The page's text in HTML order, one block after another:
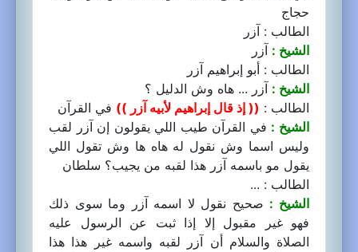
حجاج
الطالب : آزر
الشيخ : آزر
الطالب : أبو إبراهيم آزر
الشيخ : آزر ... هاه وش الدليل ؟
الطالب : (( إذ قال إبراهيم لأبيه آزر )) في القرآن
الشيخ : في القرآن طيب اللي يقولون إن آزر لقب
وليس اسما وش نقول له هاه ها وش تقول اللي
يقول مو باسمه آزر هذا لقبه من يجيب؟ سلطان
الطالب : ...
الشيخ : صحيح نقول لا اسمه آزر وما سوى ذلك
فهو غير مقبول إلا إذا ثبت عن الرسول عليه
الصلاة والسلام أن آزر لقبه واسمه غير هذا هذا